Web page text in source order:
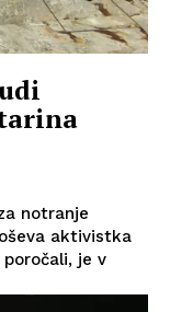
notranje
aktivistka
je v